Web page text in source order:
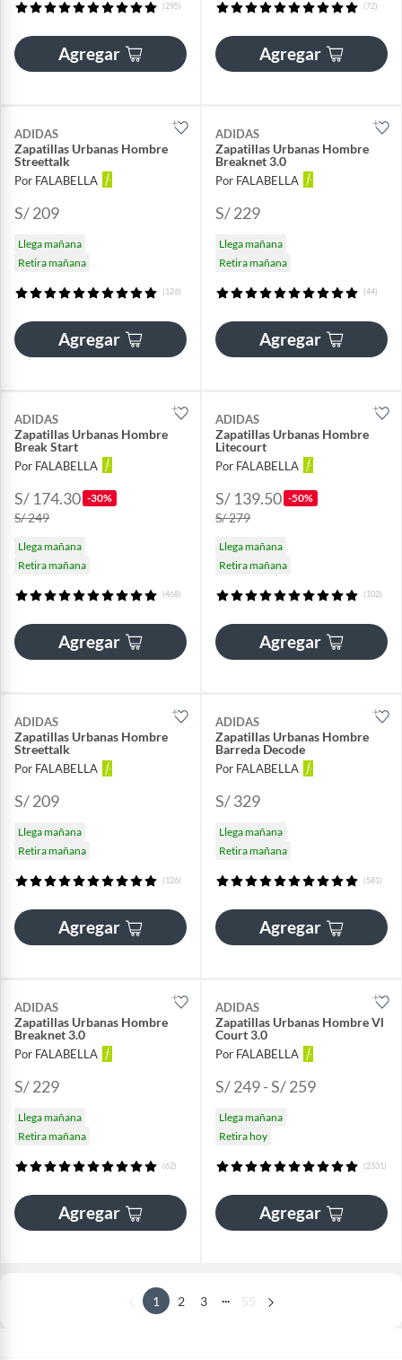
(295)
Agregar
(72)
Agregar
ADIDAS
Zapatillas Urbanas Hombre
Streettalk
Por FALABELLA
S/ 209
Llega mañana
Retira mañana
(126)
Agregar
ADIDAS
Zapatillas Urbanas Hombre
Breaknet 3.0
Por FALABELLA
S/ 229
Llega mañana
Retira mañana
(44)
Agregar
ADIDAS
Zapatillas Urbanas Hombre
Break Start
Por FALABELLA
S/ 174.30 -30%
S/ 249
Llega mañana
Retira mañana
(468)
Agregar
ADIDAS
Zapatillas Urbanas Hombre
Litecourt
Por FALABELLA
S/ 139.50 -50%
S/ 279
Llega mañana
Retira mañana
(102)
Agregar
ADIDAS
Zapatillas Urbanas Hombre
Streettalk
Por FALABELLA
S/ 209
Llega mañana
Retira mañana
(126)
Agregar
ADIDAS
Zapatillas Urbanas Hombre
Barreda Decode
Por FALABELLA
S/ 329
Llega mañana
Retira mañana
(581)
Agregar
ADIDAS
Zapatillas Urbanas Hombre
Breaknet 3.0
Por FALABELLA
S/ 229
Llega mañana
Retira mañana
(62)
Agregar
ADIDAS
Zapatillas Urbanas Hombre Vl
Court 3.0
Por FALABELLA
S/ 249 - S/ 259
Llega mañana
Retira hoy
(2331)
Agregar
1 2 3 55